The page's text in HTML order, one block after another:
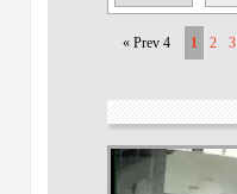
Misteriosas
« Prev 4 1 2 3